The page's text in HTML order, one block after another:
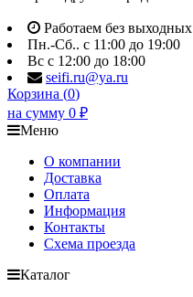
Работаем без выходных
Пн.-Сб.. с 11:00 до 19:00
Вс с 12:00 до 18:00
seifi.ru@ya.ru
Корзина (0)
на сумму 0 ₽
Меню
О компании
Доставка
Оплата
Информация
Контакты
Схема проезда
Каталог